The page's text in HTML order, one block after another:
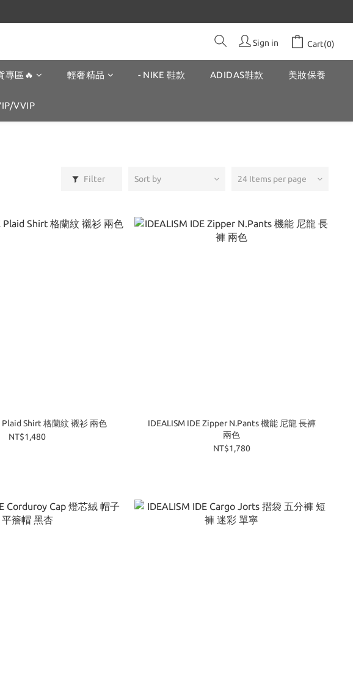
Sign in Cart(0)
專區🔥 輕奢精品 - NIKE 鞋款 ADIDAS鞋款 美妝保養
VVIP
Filter Sort by 24 Items per page
Plaid Shirt 格蘭紋 襯衫 兩色
NT$1,480
IDEALISM IDE Zipper N.Pants 機能 尼龍 長褲
兩色
NT$1,780